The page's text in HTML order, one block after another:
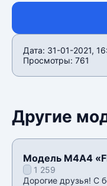
Дата: 31-01-2021,
Просмотры: 761
Другие
Модель М4А4
1 259
Дорогие друзья! С